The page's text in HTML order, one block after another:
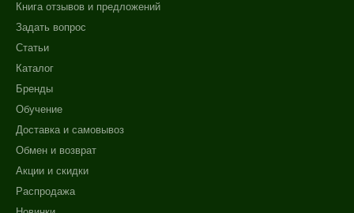
Книга отзывов и предложений
Задать вопрос
Статьи
Каталог
Бренды
Обучение
Доставка и самовывоз
Обмен и возврат
Акции и скидки
Распродажа